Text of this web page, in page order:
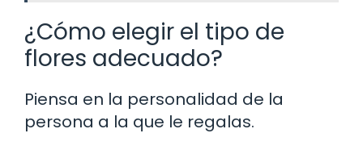
¿Cómo elegir el tipo de
flores adecuado?
Piensa en la personalidad de la
persona a la que le regalas.